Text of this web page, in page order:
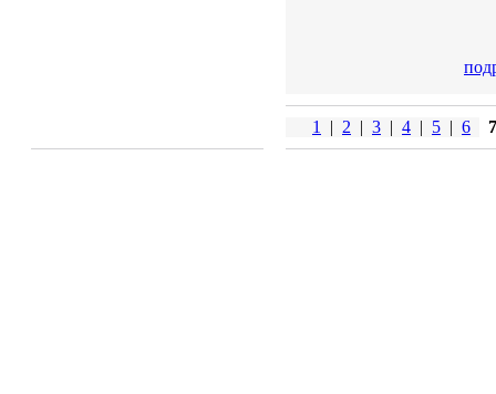
1 | 2 | 3 | 4 | 5 | 6 7